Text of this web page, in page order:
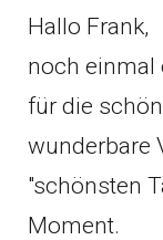
Hallo Frank,
noch einmal
für die
wunderbare
"schönsten
Moment.